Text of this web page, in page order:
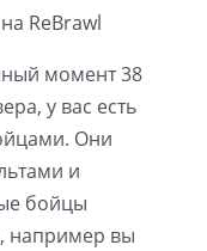
момент 38
у вас есть
Они
и
бойцы
например вы